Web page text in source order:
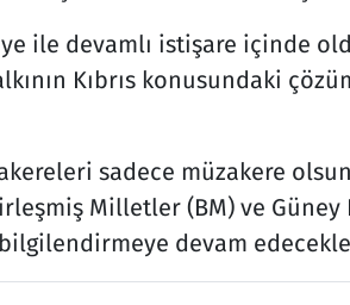
ile devamlı istişare içinde
Kıbrıs konusundaki
sadece müzakere
Milletler (BM) ve Güney
devam